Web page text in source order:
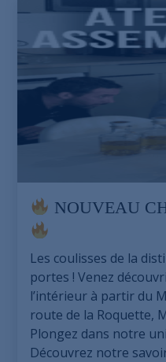
NOUVEAU
Les coulisses de la
portes ! Venez
l’intérieur à partir du
route de la Roquette,
Plongez dans notre
Découvrez notre